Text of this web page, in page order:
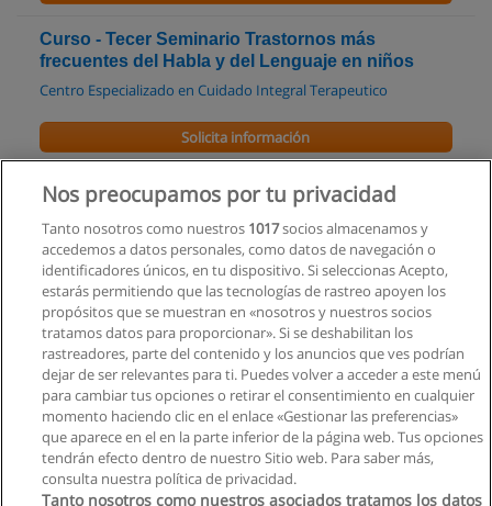
Curso - Tecer Seminario Trastornos más
frecuentes del Habla y del Lenguaje en niños
Centro Especializado en Cuidado Integral Terapeutico
Solicita información
Licenciatura en Enfermeria
Domingo
Solicita información
Reglas de uso
Privacidad de datos
Contactar con Educaedu
Nos preocupamos por tu privacidad
Tanto nosotros como nuestros 1017socios almacenamos y
accedemos a datos personales, como datos de navegación o
identificadores únicos, en tu dispositivo. Si seleccionas Acepto,
estarás permitiendo que las tecnologías de rastreo apoyen los
propósitos que se muestran en «nosotros y nuestros socios
tratamos datos para proporcionar». Si se deshabilitan los
rastreadores, parte del contenido y los anuncios que ves podrían
dejar de ser relevantes para ti. Puedes volver a acceder a este menú
para cambiar tus opciones o retirar el consentimiento en cualquier
momento haciendo clic en el enlace «Gestionar las preferencias»
que aparece en el en la parte inferior de la página web. Tus opciones
tendrán efecto dentro de nuestro Sitio web. Para saber más,
consulta nuestra política de privacidad.
Tanto nosotros como nuestros asociados tratamos los datos